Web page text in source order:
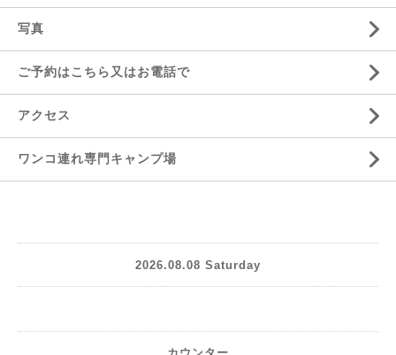
写真
ご予約はこちら又はお電話で
アクセス
ワンコ連れ専門キャンプ場
2026.08.08 Saturday